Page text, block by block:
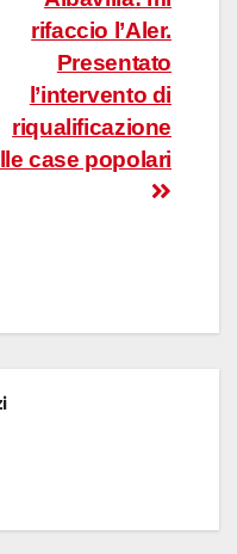
rifaccio l’Aler.
Presentato
l’intervento di
riqualificazione
case popolari